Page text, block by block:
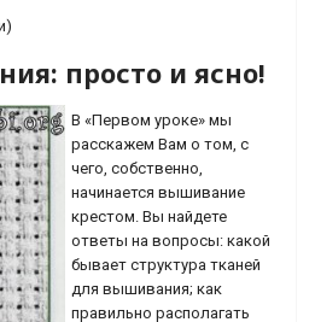
просто и ясно!
В «Первом уроке» мы
расскажем Вам о том, с
чего, собственно,
начинается вышивание
крестом. Вы найдете
ответы на вопросы: какой
бывает структура тканей
для вышивания; как
правильно располагать